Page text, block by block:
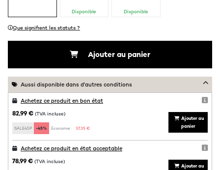
Disponible Disponible
Que signifient les statuts ?
Ajouter au panier
Aussi disponible dans d'autres conditions
Achetez ce produit en bon état
82,99 € (TVA incluse)
SALE45P -45% Économie : 37,35 €
Ajouter au
panier
Achetez ce produit en état acceptable
78,99 € (TVA incluse)
Ajouter au